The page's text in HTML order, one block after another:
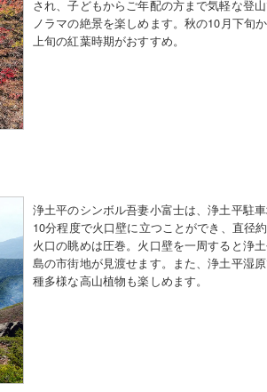
され、子どもからご年配の方まで気軽な登
ノラマの絶景を楽しめます。秋の10月下旬
上旬の紅葉時期がおすすめ。
浄土平のシンボル吾妻小富士は、浄土平駐
10分程度で火口壁に立つことができ、直径
火口の眺めは圧巻。火口壁を一周すると浄
島の市街地が見渡せます。また、浄土平湿
種多様な高山植物も楽しめます。